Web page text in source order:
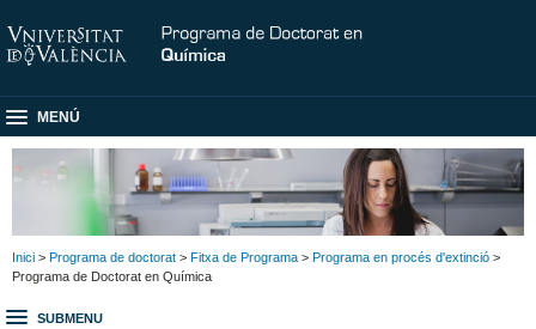
MENÚ
Inici > Programa de doctorat > Fitxa de Programa > Programa en procés d'extinció >
Programa de Doctorat en Química
SUBMENU